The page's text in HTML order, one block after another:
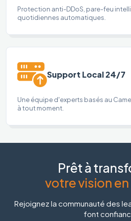
Protection anti-DDoS, pare-feu
quotidiennes automatiques.
Support Local 24/7
Une équipe d'experts basés au
à tout moment.
Prêt à
votre vision
Rejoignez la communauté des
font